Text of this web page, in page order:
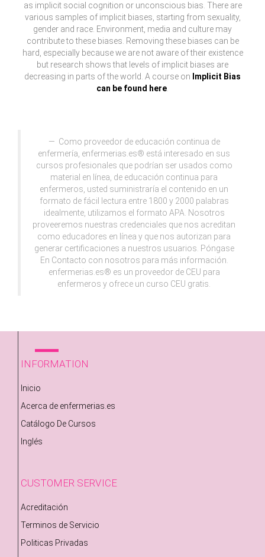
as implicit social cognition or unconscious bias. There are
various samples of implicit biases, starting from sexuality,
gender and race. Environment, media and culture may
contribute to these biases. Removing these biases can be
hard, especially because we are not aware of their existence
but research shows that levels of implicit biases are
decreasing in parts of the world. A course on Implicit Bias
can be found here
Como proveedor de educación continua de
enfermería, enfermerias.es® está interesado en sus
cursos profesionales que podrían ser usados como
material en línea, de educación continua para
enfermeros, usted suministraría el contenido en un
formato de fácil lectura entre 1800 y 2000 palabras
idealmente, utilizamos el formato APA. Nosotros
proveeremos nuestras credenciales que nos acreditan
como educadores en línea y que nos autorizan para
generar certificaciones a nuestros usuarios. Póngase
En Contacto con nosotros para más información.
enfermerias.es® es un proveedor de CEU para
enfermeros y ofrece un curso CEU gratis.
INFORMATION
Inicio
Acerca de enfermerias.es
Catálogo De Cursos
Inglés
CUSTOMER SERVICE
Acreditación
Terminos de Servicio
Politicas Privadas